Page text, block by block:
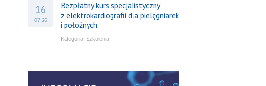
16
07.26
Bezpłatny kurs specjalistyczny
z elektrokardiografii dla pielęgniarek
i położnych
Kategoria: Szkolenia
do praktyki – aktualny konsensus
ekspertów w dostępie naczyniowym